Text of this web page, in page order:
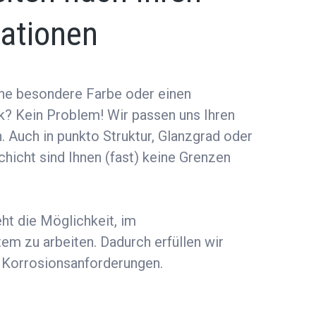
besondere Farbe oder einen
Kein Problem! Wir passen uns Ihren
Auch in punkto Struktur, Glanzgrad oder
sind Ihnen (fast) keine Grenzen
die Möglichkeit, im
zu arbeiten. Dadurch erfüllen wir